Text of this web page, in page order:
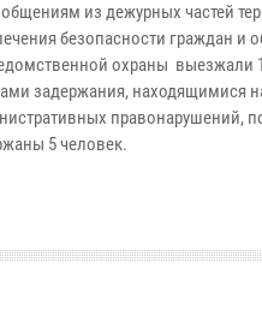
из дежурных частей
безопасности граждан и
охраны выезжали
задержания, находящимися
правонарушений,
5 человек.